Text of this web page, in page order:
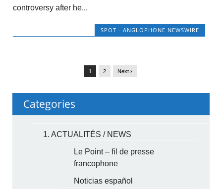
controversy after he...
SPOT - ANGLOPHONE NEWSWIRE
1 2 Next ›
Categories
1. ACTUALITÉS / NEWS
Le Point – fil de presse
francophone
Noticias español